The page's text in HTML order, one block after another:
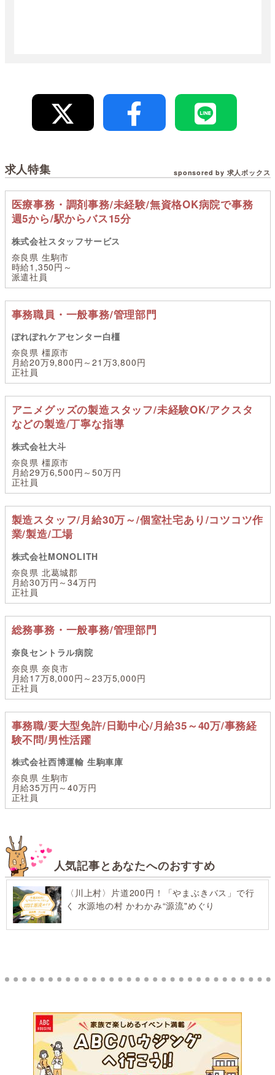
求人特集 sponsored by 求人ボックス
医療事務・調剤事務/未経験/無資格OK病院で事務
週5から/駅からバス15分
株式会社スタッフサービス
奈良県 生駒市
時給1,350円～
派遣社員
事務職員・一般事務/管理部門
ぽれぽれケアセンター白橿
奈良県 橿原市
月給20万9,800円～21万3,800円
正社員
アニメグッズの製造スタッフ/未経験OK/アクスタ
などの製造/丁寧な指導
株式会社大斗
奈良県 橿原市
月給29万6,500円～50万円
正社員
製造スタッフ/月給30万～/個室社宅あり/コツコツ作
業/製造/工場
株式会社MONOLITH
奈良県 北葛城郡
月給30万円～34万円
正社員
総務事務・一般事務/管理部門
奈良セントラル病院
奈良県 奈良市
月給17万8,000円～23万5,000円
正社員
事務職/要大型免許/日勤中心/月給35～40万/事務経
験不問/男性活躍
株式会社西博運輸 生駒車庫
奈良県 生駒市
月給35万円～40万円
正社員
人気記事とあなたへのおすすめ
〈川上村〉片道200円！「やまぶきバス」で行
く 水源地の村 かわかみ“源流"めぐり